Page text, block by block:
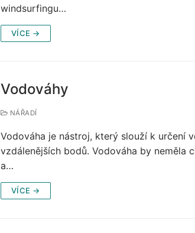
windsurfingu…
VÍCE →
Vodováhy
NÁŘADÍ
Vodováha je nástroj, který slouží k určení
vzdálenějších bodů. Vodováha by neměla
a…
VÍCE →